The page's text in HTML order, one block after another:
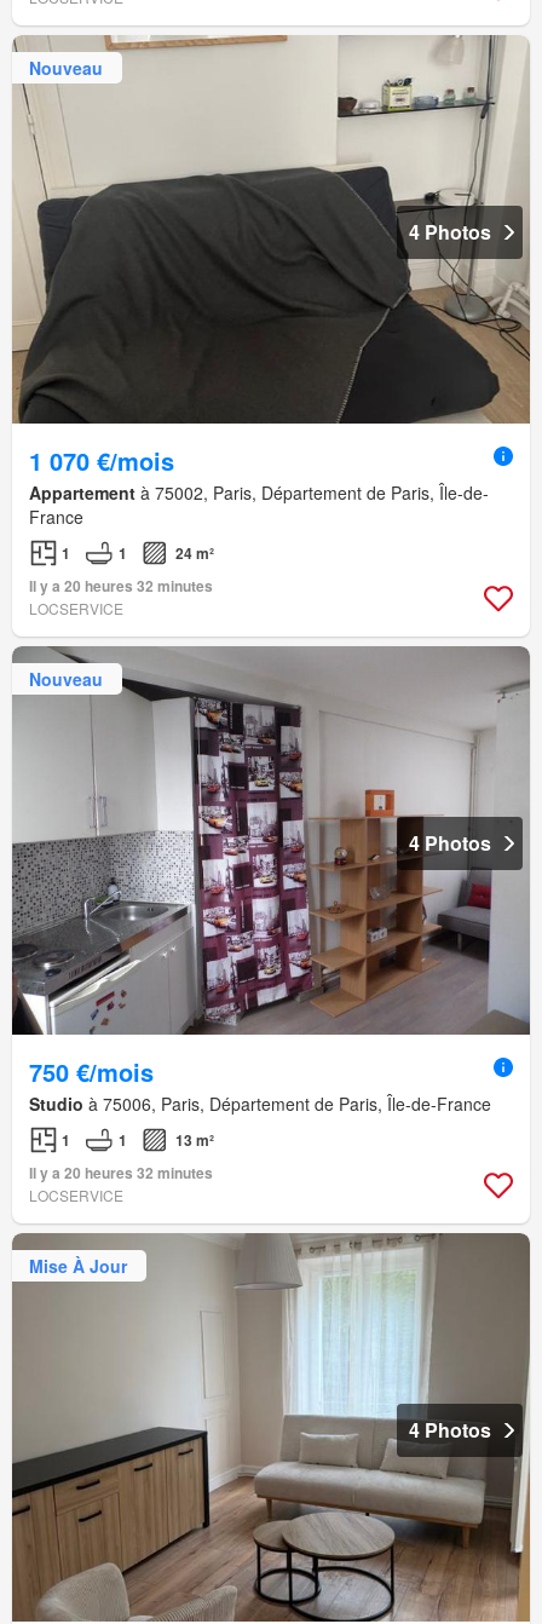
Nouveau
4 Photos
1 070 €/mois
Appartement à 75002, Paris, Département de Paris, Île-de-
France
1 1
24 m²
Il y a 20 heures 32 minutes
LOCSERVICE
Nouveau
4 Photos
750 €/mois
Studio à 75006, Paris, Département de Paris, Île-de-France
1 1
13 m²
Il y a 20 heures 32 minutes
LOCSERVICE
Mise À Jour
4 Photos